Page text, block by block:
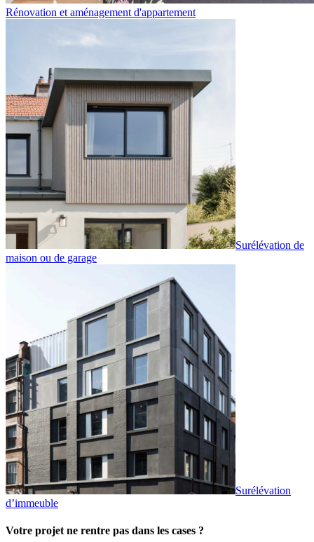
Rénovation et aménagement d'appartement
Surélévation de
maison ou de garage
Surélévation
d’immeuble
Votre projet ne rentre pas dans les cases ?